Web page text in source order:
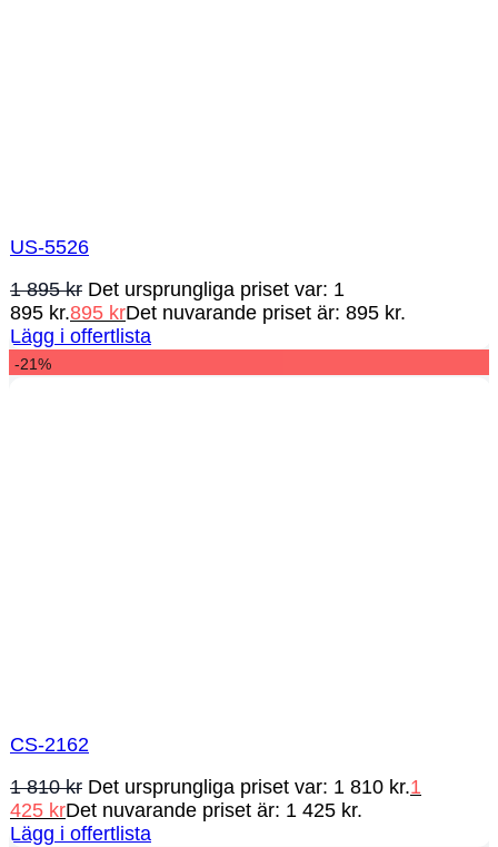
US-5526
1 895kr Det ursprungliga priset var: 1
895 kr.895 krDet nuvarande priset är: 895 kr.
Lägg i offertlista
-21%
CS-2162
1 810kr Det ursprungliga priset var: 1 810 kr.1
425 krDet nuvarande priset är: 1 425 kr.
Lägg i offertlista